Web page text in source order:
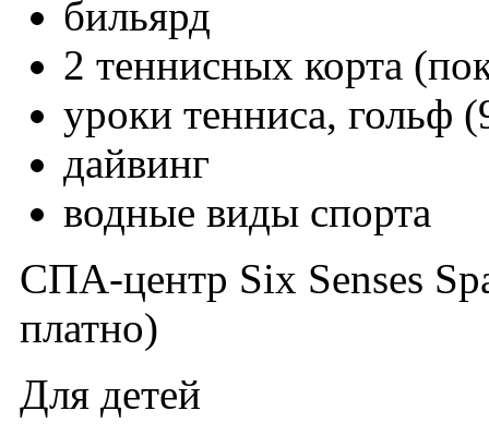
бильярд
2 теннисных корта
уроки тенниса, гольф
дайвинг
водные виды спорта
СПА-центр Six Senses
платно)
Для детей